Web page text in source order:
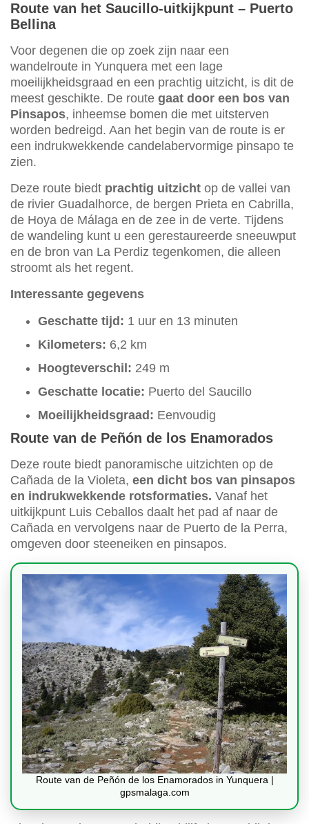
Route van het Saucillo-uitkijkpunt – Puerto
Bellina
Voor degenen die op zoek zijn naar een
wandelroute in Yunquera met een lage
moeilijkheidsgraad en een prachtig uitzicht, is dit de
meest geschikte. De route gaat door een bos van
Pinsapos, inheemse bomen die met uitsterven
worden bedreigd. Aan het begin van de route is er
een indrukwekkende candelabervormige pinsapo te
zien.
Deze route biedt prachtig uitzicht op de vallei van
de rivier Guadalhorce, de bergen Prieta en Cabrilla,
de Hoya de Málaga en de zee in de verte. Tijdens
de wandeling kunt u een gerestaureerde sneeuwput
en de bron van La Perdiz tegenkomen, die alleen
stroomt als het regent.
Interessante gegevens
Geschatte tijd: 1 uur en 13 minuten
Kilometers: 6,2 km
Hoogteverschil: 249 m
Geschatte locatie: Puerto del Saucillo
Moeilijkheidsgraad: Eenvoudig
Route van de Peñón de los Enamorados
Deze route biedt panoramische uitzichten op de
Cañada de la Violeta, een dicht bos van pinsapos
en indrukwekkende rotsformaties. Vanaf het
uitkijkpunt Luis Ceballos daalt het pad af naar de
Cañada en vervolgens naar de Puerto de la Perra,
omgeven door steeneiken en pinsapos.
Route van de Peñón de los Enamorados in Yunquera |
gpsmalaga.com